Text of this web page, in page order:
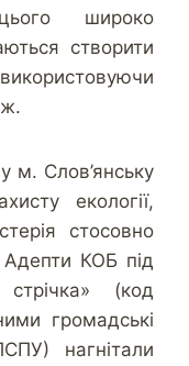
широко
створити
м. Слов’янську
екології,
стосовно
Адепти КОБ під
(код
громадські
нагнітали